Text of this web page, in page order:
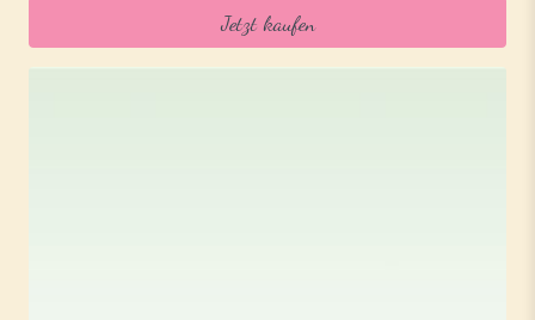
Jetzt kaufen